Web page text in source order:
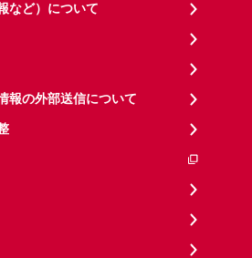
など）について
報の外部送信について